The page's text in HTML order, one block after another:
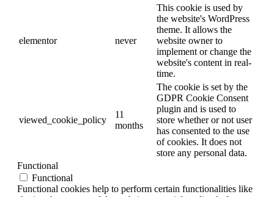
elementor never
This cookie is used by
the website's WordPress
theme. It allows the
website owner to
implement or change the
website's content in real-
time.
viewed_cookie_policy
11
months
The cookie is set by the
GDPR Cookie Consent
plugin and is used to
store whether or not user
has consented to the use
of cookies. It does not
store any personal data.
Functional
Functional
Functional cookies help to perform certain functionalities like